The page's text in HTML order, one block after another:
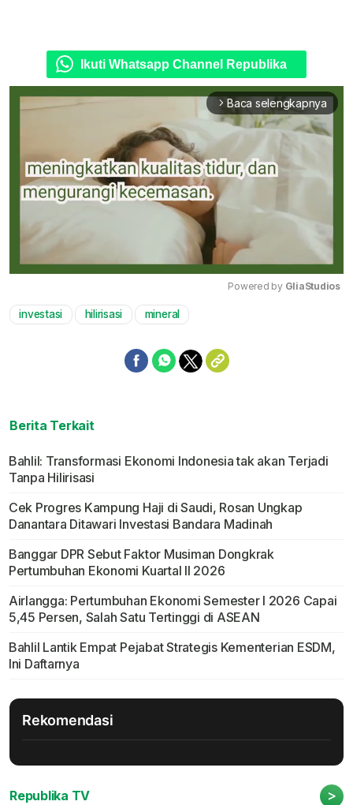
Ikuti Whatsapp Channel Republika
arrow_forward_ios Baca selengkapnya
Powered by GliaStudios
investasi hilirisasi mineral
Berita Terkait
Bahlil: Transformasi Ekonomi Indonesia tak akan Terjadi
Tanpa Hilirisasi
Cek Progres Kampung Haji di Saudi, Rosan Ungkap
Danantara Ditawari Investasi Bandara Madinah
Banggar DPR Sebut Faktor Musiman Dongkrak
Pertumbuhan Ekonomi Kuartal II 2026
Airlangga: Pertumbuhan Ekonomi Semester I 2026 Capai
5,45 Persen, Salah Satu Tertinggi di ASEAN
Bahlil Lantik Empat Pejabat Strategis Kementerian ESDM,
Ini Daftarnya
Rekomendasi
Republika TV >